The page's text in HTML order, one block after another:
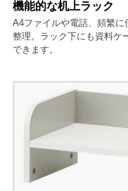
機能的な机上ラック
A4ファイルや電話、頻繁に
整理。ラック下にも資料ケ
できます。